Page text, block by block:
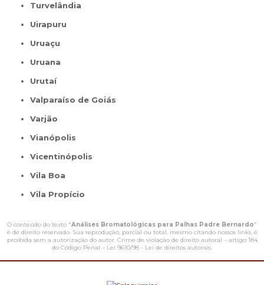
Turvelândia
Uirapuru
Uruaçu
Uruana
Urutaí
Valparaíso de Goiás
Varjão
Vianópolis
Vicentinópolis
Vila Boa
Vila Propício
O conteúdo do texto "Análises Bromatológicas para Palhas Padre Bernardo"
é de direito reservado. Sua reprodução, parcial ou total, mesmo citando nossos links, é
proibida sem a autorização do autor. Crime de violação de direito autoral – artigo 184
do Código Penal – Lei 9610/98 - Lei de direitos autorais.